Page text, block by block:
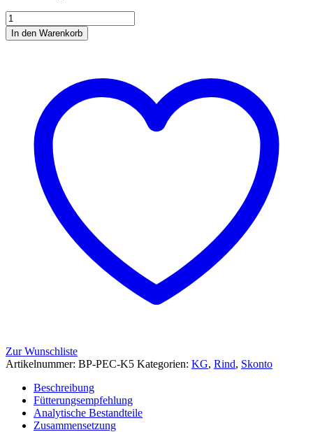
Bergo
Pect
Menge
In den Warenkorb
Zur Wunschliste
Artikelnummer: BP-PEC-K5 Kategorien: KG, Rind, Skonto
Beschreibung
Fütterungsempfehlung
Analytische Bestandteile
Zusammensetzung